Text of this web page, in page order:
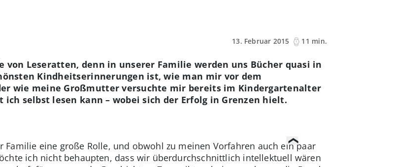
13. Februar 2015
11 min.
von Leseratten, denn in unserer Familie werden uns Bücher quasi in
Kindheitserinnerungen ist, wie man mir vor dem
wie meine Großmutter versuchte mir bereits im Kindergartenalter
selbst lesen kann – wobei sich der Erfolg in Grenzen hielt.
eine große Rolle, und obwohl zu meinen Vorfahren auch ein paar
ich nicht behaupten, dass wir überdurchschnittlich intellektuell wären